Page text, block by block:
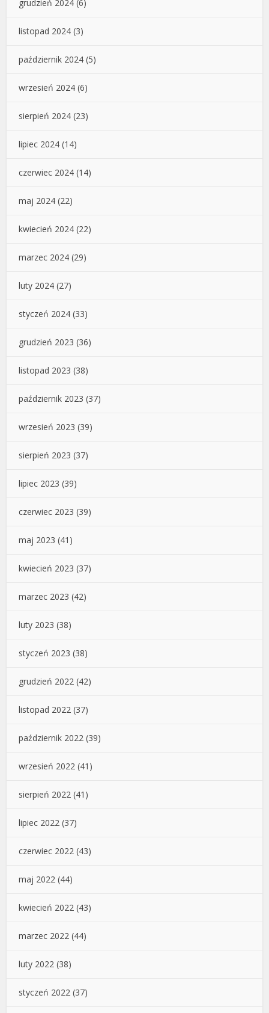
grudzień 2024 (6)
listopad 2024 (3)
październik 2024 (5)
wrzesień 2024 (6)
sierpień 2024 (23)
lipiec 2024 (14)
czerwiec 2024 (14)
maj 2024 (22)
kwiecień 2024 (22)
marzec 2024 (29)
luty 2024 (27)
styczeń 2024 (33)
grudzień 2023 (36)
listopad 2023 (38)
październik 2023 (37)
wrzesień 2023 (39)
sierpień 2023 (37)
lipiec 2023 (39)
czerwiec 2023 (39)
maj 2023 (41)
kwiecień 2023 (37)
marzec 2023 (42)
luty 2023 (38)
styczeń 2023 (38)
grudzień 2022 (42)
listopad 2022 (37)
październik 2022 (39)
wrzesień 2022 (41)
sierpień 2022 (41)
lipiec 2022 (37)
czerwiec 2022 (43)
maj 2022 (44)
kwiecień 2022 (43)
marzec 2022 (44)
luty 2022 (38)
styczeń 2022 (37)